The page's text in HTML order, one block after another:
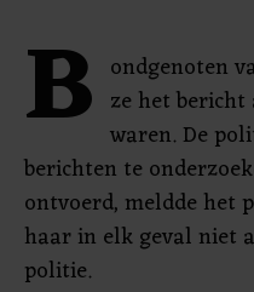
B ondgenoten
ze het
waren. De
berichten te
ontvoerd, meldde het
haar in elk geval niet
politie.